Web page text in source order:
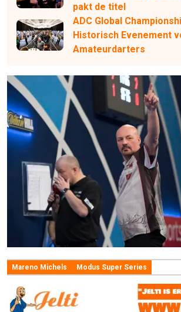
pakt de titel
ADC Global
Historisch Evenement
Amateurdarters
Mareno Michels Modus Super Series